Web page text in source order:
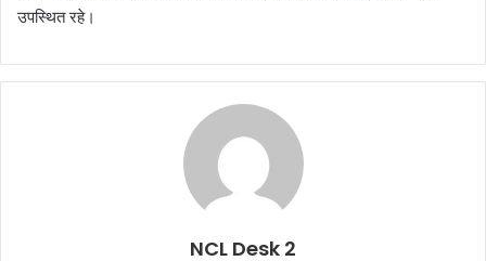
उपस्थित रहे।
NCL Desk 2